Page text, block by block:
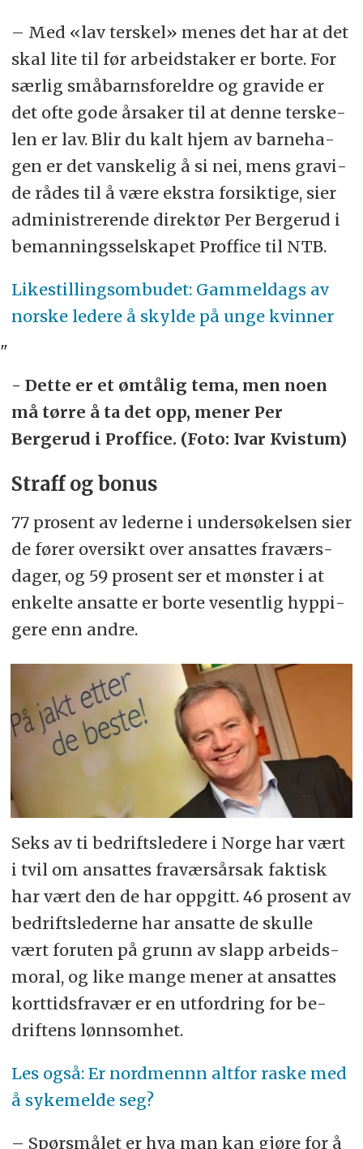
– Med «lav ters­kel» me­nes det har at det
skal lite til før ar­beids­ta­ker er bor­te. For
sær­lig små­barns­for­eld­re og gra­vi­de er
det ofte gode år­sa­ker til at den­ne ters­ke­
len er lav. Blir du kalt hjem av bar­ne­ha­
gen er det van­ske­lig å si nei, mens gra­vi­
de rådes til å være eks­tra for­sik­ti­ge, sier
ad­mi­nist­re­ren­de di­rek­tør Per Ber­ge­rud i
be­man­nings­sel­ska­pet Prof­fi­ce til NTB.
Likestillings­ombudet: Gammel­dags av
norske ledere å skylde på unge kvinner
"
- Dette er et ømtålig tema, men noen
må tørre å ta det opp, mener Per
Bergerud i Proffice. (Foto: Ivar Kvistum)
Straff og bo­nus
77 pro­sent av le­der­ne i un­der­sø­kel­sen sier
de fø­rer over­sikt over an­sat­tes fra­værs­
da­ger, og 59 pro­sent ser et møns­ter i at
en­kel­te an­sat­te er bor­te ve­sent­lig hyp­pi­
ge­re enn and­re.
Seks av ti be­drifts­le­de­re i Nor­ge har vært
i tvil om an­sat­tes fraværsårsak fak­tisk
har vært den de har opp­gitt. 46 pro­sent av
be­drifts­le­der­ne har an­sat­te de skul­le
vært for­uten på grunn av slapp ar­beids­
mo­ral, og like man­ge me­ner at an­sat­tes
kort­tids­fra­vær er en ut­ford­ring for be­
drif­tens lønn­som­het.
Les også: Er nordmennn altfor raske med
å sykemelde seg?
– Spørs­må­let er hva man kan gjø­re for å